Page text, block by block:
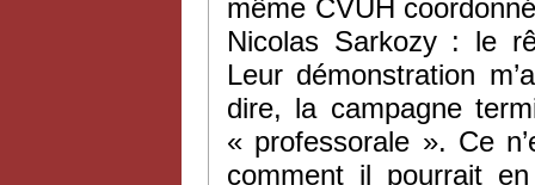
même CVUH
Nicolas Sarkozy : le
Leur démonstration
dire, la campagne
« professorale ». Ce
comment il pourrait